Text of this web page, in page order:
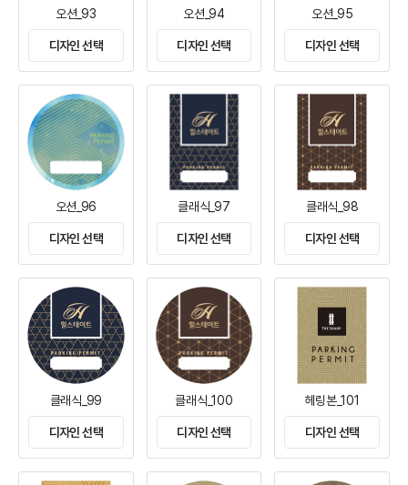
오션_93
디자인 선택
오션_94
디자인 선택
오션_95
디자인 선택
오션_96
디자인 선택
클래식_97
디자인 선택
클래식_98
디자인 선택
클래식_99
디자인 선택
클래식_100
디자인 선택
헤링본_101
디자인 선택